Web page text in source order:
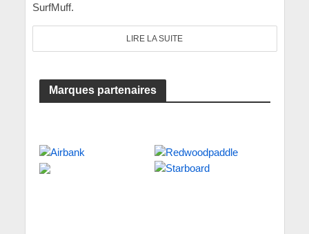
SurfMuff.
LIRE LA SUITE
Marques partenaires